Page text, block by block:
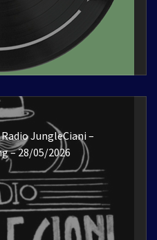
JungleCiani –
– 28/05/2026